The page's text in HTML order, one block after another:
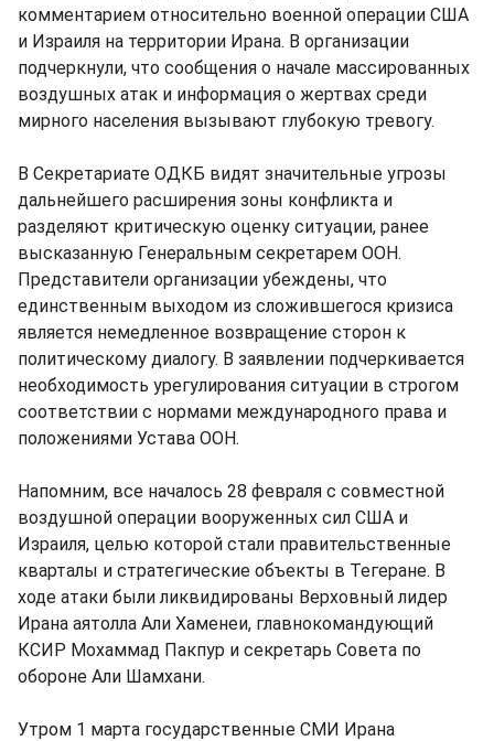
комментарием относительно военной операции США
и Израиля на территории Ирана. В организации
подчеркнули, что сообщения о начале массированных
воздушных атак и информация о жертвах среди
мирного населения вызывают глубокую тревогу.
В Секретариате ОДКБ видят значительные угрозы
дальнейшего расширения зоны конфликта и
разделяют критическую оценку ситуации, ранее
высказанную Генеральным секретарем ООН.
Представители организации убеждены, что
единственным выходом из сложившегося кризиса
является немедленное возвращение сторон к
политическому диалогу. В заявлении подчеркивается
необходимость урегулирования ситуации в строгом
соответствии с нормами международного права и
положениями Устава ООН.
Напомним, все началось 28 февраля с совместной
воздушной операции вооруженных сил США и
Израиля, целью которой стали правительственные
кварталы и стратегические объекты в Тегеране. В
ходе атаки были ликвидированы Верховный лидер
Ирана аятолла Али Хаменеи, главнокомандующий
КСИР Мохаммад Пакпур и секретарь Совета по
обороне Али Шамхани.
Утром 1 марта государственные СМИ Ирана